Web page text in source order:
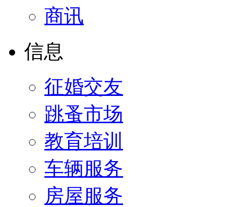
商讯
信息
征婚交友
跳蚤市场
教育培训
车辆服务
房屋服务